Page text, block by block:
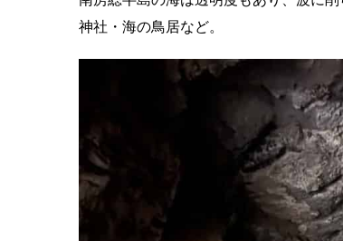
神社・海の鳥居など。